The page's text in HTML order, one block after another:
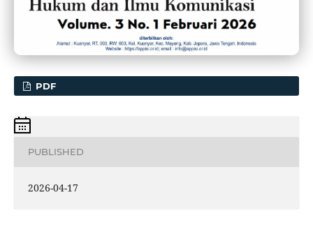
PDF
PUBLISHED
2026-04-17